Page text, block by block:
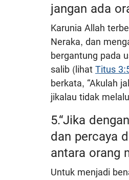
jangan ada
Karunia Allah
Neraka, dan
bergantung pada
salib (lihat Titus
berkata, “Akulah
jikalau tidak
5.“Jika
dan percaya
antara orang
Untuk menjadi